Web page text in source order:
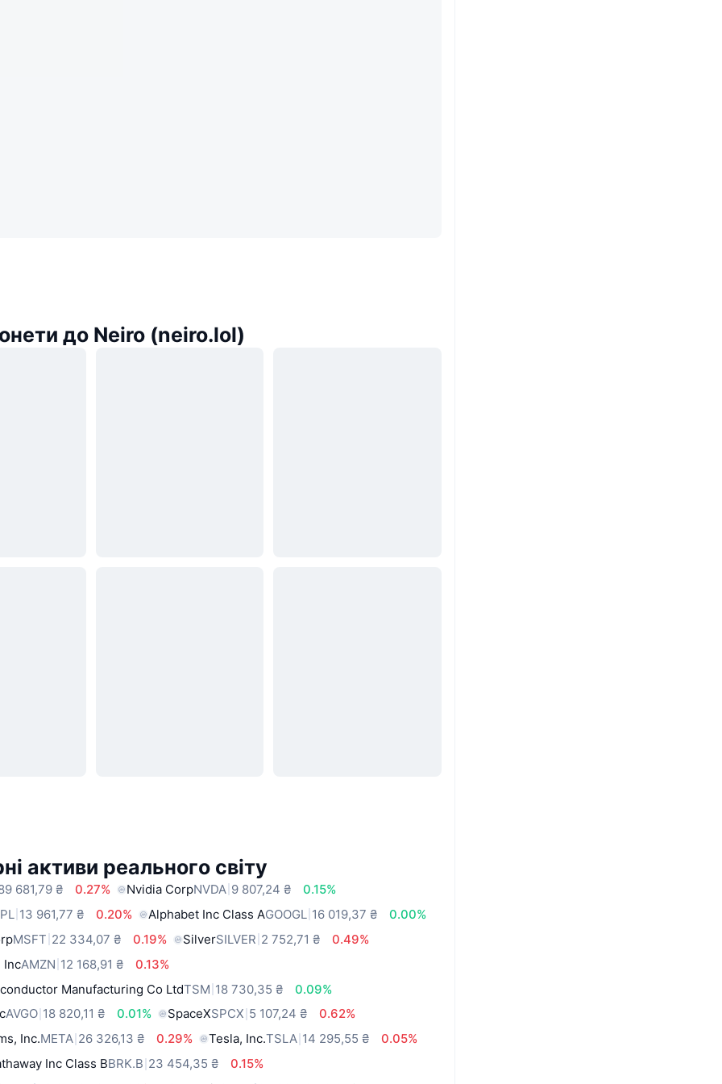
до Neiro (neiro.lol)
активи реального світу
681,79 ₴ 0.27% Nvidia CorpNVDA 9 807,24 ₴
0.15%
13 961,77 ₴ 0.20% Alphabet Inc Class AGOOGL 16 019,37 ₴
0.00%
MSFT 22 334,07 ₴ 0.19% SilverSILVER 2 752,71 ₴
0.49%
IncAMZN 12 168,91 ₴
0.13%
Manufacturing Co LtdTSM 18 730,35 ₴
0.09%
AVGO 18 820,11 ₴ 0.01% SpaceXSPCX 5 107,24 ₴
0.62%
Inc.META 26 326,13 ₴ 0.29% Tesla, Inc.TSLA 14 295,55 ₴
0.05%
Inc Class BBRK.B 23 454,35 ₴
0.15%